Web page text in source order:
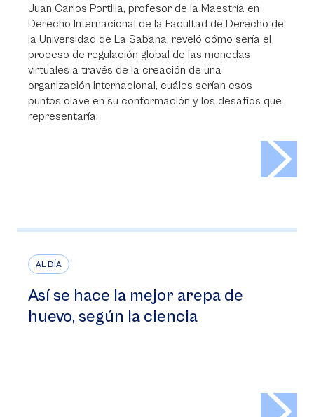
Juan Carlos Portilla, profesor de la Maestría en
Derecho Internacional de la Facultad de Derecho de
la Universidad de La Sabana, reveló cómo sería el
proceso de regulación global de las monedas
virtuales a través de la creación de una
organización internacional, cuáles serían esos
puntos clave en su conformación y los desafíos que
representaría.
AL DÍA
Así se hace la mejor arepa de
huevo, según la ciencia